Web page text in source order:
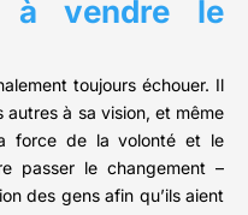
à vendre le
toujours échouer. Il
à sa vision, et même
force de la volonté et le
passer le changement –
des gens afin qu’ils aient